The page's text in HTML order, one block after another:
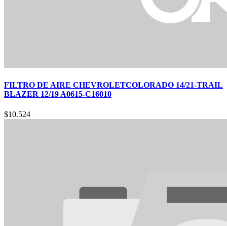
FILTRO DE AIRE CHEVROLETCOLORADO 14/21-TRAIL
BLAZER 12/19 A0615-C16010
$10.524